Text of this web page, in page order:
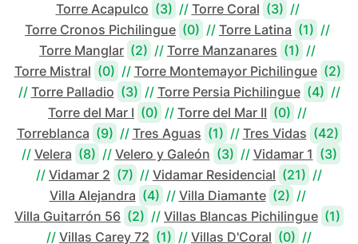
Torre Acapulco (3) // Torre Coral (3) //
Torre Cronos Pichilingue (0) // Torre Latina (1) //
Torre Manglar (2) // Torre Manzanares (1) //
Torre Mistral (0) // Torre Montemayor Pichilingue (2)
// Torre Palladio (3) // Torre Persia Pichilingue (4) //
Torre del Mar I (0) // Torre del Mar II (0) //
Torreblanca (9) // Tres Aguas (1) // Tres Vidas (42)
// Velera (8) // Velero y Galeón (3) // Vidamar 1 (3)
// Vidamar 2 (7) // Vidamar Residencial (21) //
Villa Alejandra (4) // Villa Diamante (2) //
Villa Guitarrón 56 (2) // Villas Blancas Pichilingue (1)
// Villas Carey 72 (1) // Villas D'Coral (0) //